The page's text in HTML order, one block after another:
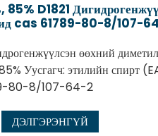
D1821
cas 61789-80-8/107-
өөхний
Уусгагч: этилийн спирт
80-8/107-64-2
ДЭЛГЭРЭНГҮЙ